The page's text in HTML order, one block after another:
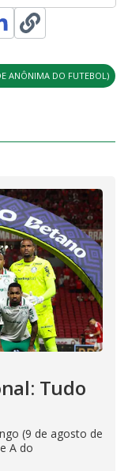
ANÔNIMA DO FUTEBOL)
Tudo
(9 de agosto de
A do